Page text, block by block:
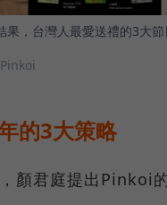
果，台灣人最愛送禮的3大
的3大策略
顏君庭提出Pinkoi